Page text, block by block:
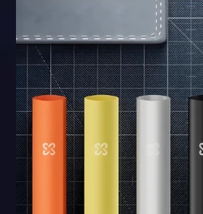
覺
の
達
人
Taste
Master
X
數
量